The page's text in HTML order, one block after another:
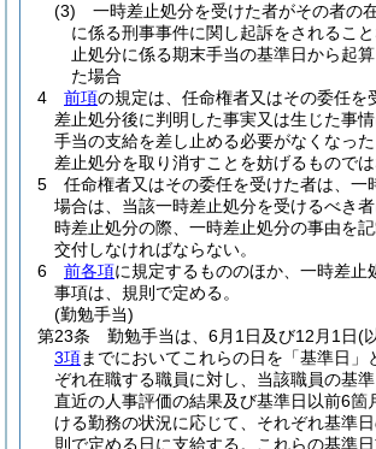
(3)
一時差止処分を受けた者がその者の
に係る刑事事件に関し起訴をされるこ
止処分に係る期末手当の基準日から起
た場合
4
前項の規定は、任命権者又はその委任を
差止処分後に判明した事実又は生じた事
手当の支給を差し止める必要がなくなっ
差止処分を取り消すことを妨げるものでは
5
任命権者又はその委任を受けた者は、一
場合は、当該一時差止処分を受けるべき
時差止処分の際、一時差止処分の事由を
交付しなければならない。
6
前各項に規定するもののほか、一時差止
事項は、規則で定める。
(勤勉手当)
第23条
勤勉手当は、6月1日及び12月1日(
3項までにおいてこれらの日を「基準日」
ぞれ在職する職員に対し、当該職員の基
直近の人事評価の結果及び基準日以前6箇
ける勤務の状況に応じて、それぞれ基準
則で定める日に支給する。
これらの基準